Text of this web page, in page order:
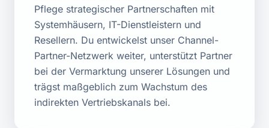
Pflege strategischer Partnerschaften mit
Systemhäusern, IT-Dienstleistern und
Resellern. Du entwickelst unser Channel-
Partner-Netzwerk weiter, unterstützt Partner
bei der Vermarktung unserer Lösungen und
trägst maßgeblich zum Wachstum des
indirekten Vertriebskanals bei.